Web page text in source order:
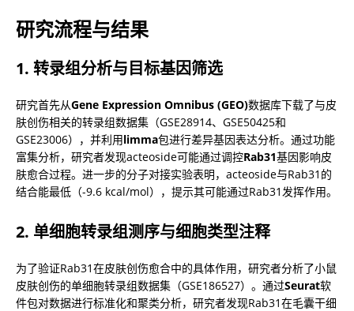
研究流程与结果
1. 转录组分析与目标基因筛选
研究首先从Gene Expression Omnibus (GEO)数据库下载了与皮
肤创伤相关的转录组数据集（GSE28914、GSE50425和
GSE23006），并利用limma包进行差异基因表达分析。通过功能
富集分析，研究者发现acteoside可能通过调控Rab31基因影响皮
肤愈合过程。进一步的分子对接实验表明，acteoside与Rab31的
结合能最低（-9.6 kcal/mol），提示其可能通过Rab31发挥作用。
2. 单细胞转录组测序与细胞类型注释
为了验证Rab31在皮肤创伤愈合中的具体作用，研究者分析了小鼠
皮肤创伤的单细胞转录组数据集（GSE186527）。通过Seurat软
件包对数据进行标准化和聚类分析，研究者发现Rab31在毛囊干细